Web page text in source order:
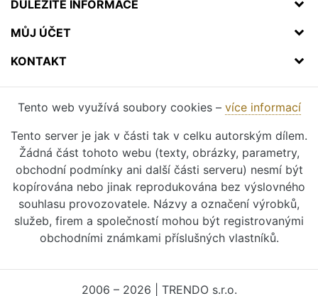
DŮLEŽITÉ INFORMACE
MŮJ ÚČET
KONTAKT
Tento web využívá soubory cookies – více informací
Tento server je jak v části tak v celku autorským dílem.
Žádná část tohoto webu (texty, obrázky, parametry,
obchodní podmínky ani další části serveru) nesmí být
kopírována nebo jinak reprodukována bez výslovného
souhlasu provozovatele. Názvy a označení výrobků,
služeb, firem a společností mohou být registrovanými
obchodními známkami příslušných vlastníků.
2006 – 2026 | TRENDO s.r.o.